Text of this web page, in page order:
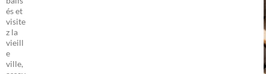
és et
visite
z la
vieill
e
ville,